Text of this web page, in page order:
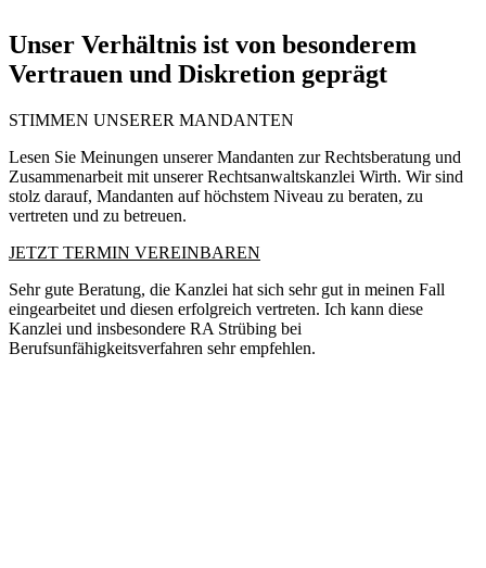
Unser Verhältnis ist von besonderem
Vertrauen und Diskretion geprägt
STIMMEN UNSERER MANDANTEN
Lesen Sie Meinungen unserer Mandanten zur Rechtsberatung und
Zusammenarbeit mit unserer Rechtsanwaltskanzlei Wirth. Wir sind
stolz darauf, Mandanten auf höchstem Niveau zu beraten, zu
vertreten und zu betreuen.
JETZT TERMIN VEREINBAREN
Sehr gute Beratung, die Kanzlei hat sich sehr gut in meinen Fall
eingearbeitet und diesen erfolgreich vertreten. Ich kann diese
Kanzlei und insbesondere RA Strübing bei
Berufsunfähigkeitsverfahren sehr empfehlen.